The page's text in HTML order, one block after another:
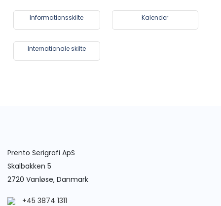
Informationsskilte Kalender
Internationale skilte
Prento Serigrafi ApS
Skalbakken 5
2720 Vanløse, Danmark
+45 3874 1311